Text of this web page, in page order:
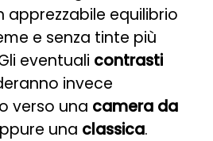
apprezzabile equilibrio
e senza tinte più
eventuali contrasti
invece
verso una camera da
una classica.